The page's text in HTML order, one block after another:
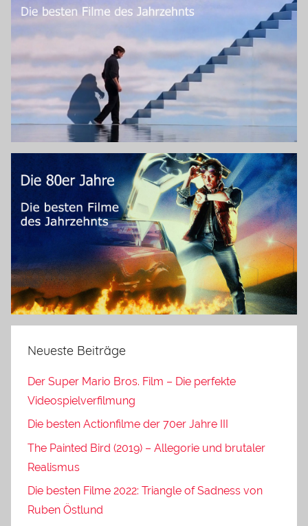
Neueste Beiträge
Der Super Mario Bros. Film – Die perfekte
Videospielverfilmung
Die besten Actionfilme der 70er Jahre III
The Painted Bird (2019) – Allegorie und brutaler
Realismus
Die besten Filme 2022: Triangle of Sadness von
Ruben Östlund